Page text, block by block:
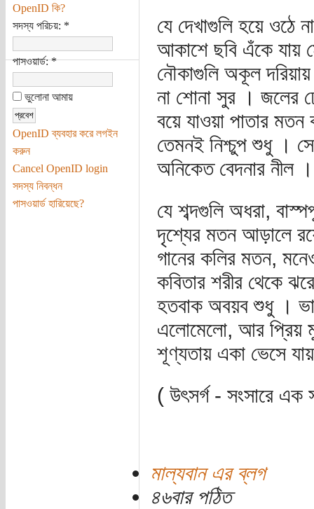
OpenID কি?
সদস্য পরিচয়: *
পাসওয়ার্ড:*
ভুলোনা আমায়
OpenID ব্যবহার করে লগইন
করুন
Cancel OpenID login
সদস্য নিবন্ধন
পাসওয়ার্ড হারিয়েছে?
যে দেখাগুলি হয়ে ওঠে
আকাশে ছবি এঁকে যায়
নৌকাগুলি অকূল
না শোনা সুর । জলের
বয়ে যাওয়া পাতার মতন
তেমনই নিশ্চুপ শুধু । সে
অনিকেত বেদনার নীল ।
যে শব্দগুলি অধরা,
দৃশ্যের মতন আড়ালে
গানের কলির মতন,
কবিতার শরীর থেকে
হতবাক অবয়ব শুধু ।
এলোমেলো, আর প্রিয়
শূণ্যতায় একা ভেসে
( উৎসর্গ - সংসারে এক
মাল্যবান এর ব্লগ
৪৬বার পঠিত